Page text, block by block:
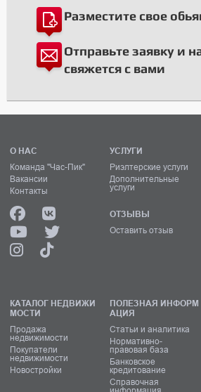
Разместите свое
Отправьте заявку и
свяжется с вами
О НАС
Команда "Час-Пик"
Вакансии
Контакты
УСЛУГИ
Риэлтерские услуги
Дополнительные
услуги
ОТЗЫВЫ
Оставить отзыв
КАТАЛОГ НЕДВИЖИ
МОСТИ
Продажа
недвижимости
Покупатели
недвижимости
Новостройки
ПОЛЕЗНАЯ ИНФОРМ
АЦИЯ
Статьи и аналитика
Нормативно-
правовая база
Банковское
кредитование
Справочная